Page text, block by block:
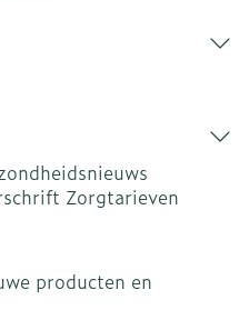
Zorgtarieven
producten en